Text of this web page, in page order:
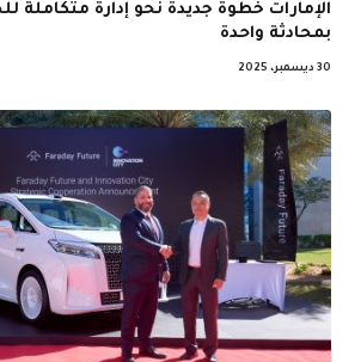
الإمارات خطوة جديدة نحو إدارة متكاملة
بمحادثة واحدة
30 ديسمبر، 2025